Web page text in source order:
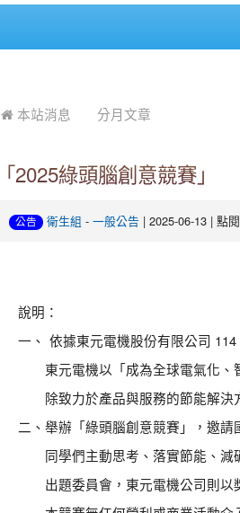
 本站消息 分月文章
「2025綠頭腦創意競賽」
公告 衛生組 - 一般公告 | 2025-06-13 | 點
說明：
一、 依據東元電機股份有限公司
二、
東元電機以「成為全球電氣化
除致力於產品與服務的節能解
舉辦「綠頭腦創意競賽」，邀
同學們主動思考、落實節能、
出題委員會，東元電機公司則